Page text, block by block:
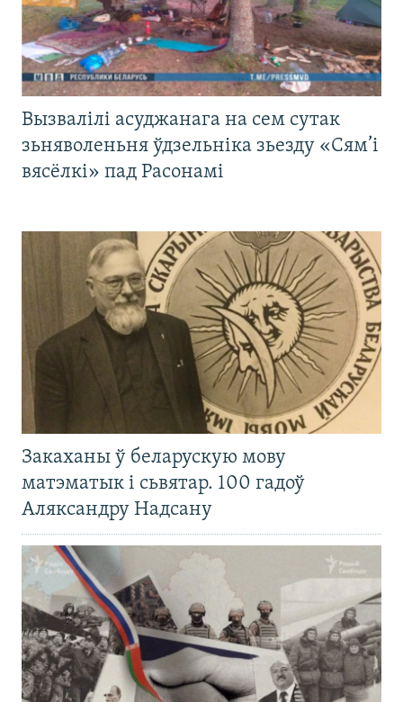
Вызвалілі асуджанага на сем сутак
зьняволеньня ўдзельніка зьезду «Сям’і
вясёлкі» пад Расонамі
Закаханы ў беларускую мову
матэматык і сьвятар. 100 гадоў
Аляксандру Надсану